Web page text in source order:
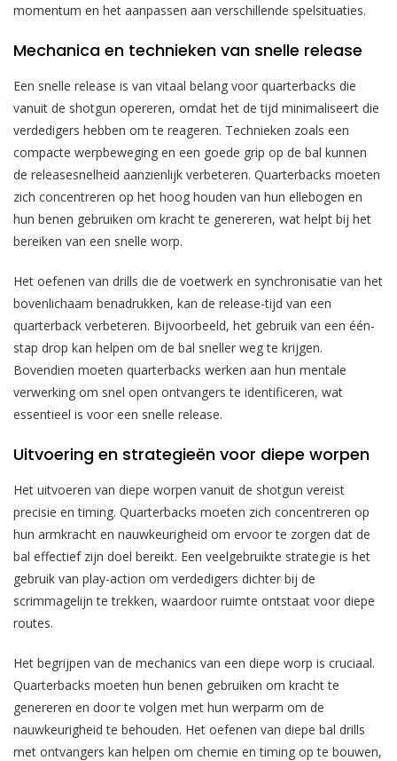
momentum en het aanpassen aan verschillende spelsituaties.
Mechanica en technieken van snelle release
Een snelle release is van vitaal belang voor quarterbacks die
vanuit de shotgun opereren, omdat het de tijd minimaliseert die
verdedigers hebben om te reageren. Technieken zoals een
compacte werpbeweging en een goede grip op de bal kunnen
de releasesnelheid aanzienlijk verbeteren. Quarterbacks moeten
zich concentreren op het hoog houden van hun ellebogen en
hun benen gebruiken om kracht te genereren, wat helpt bij het
bereiken van een snelle worp.
Het oefenen van drills die de voetwerk en synchronisatie van het
bovenlichaam benadrukken, kan de release-tijd van een
quarterback verbeteren. Bijvoorbeeld, het gebruik van een één-
stap drop kan helpen om de bal sneller weg te krijgen.
Bovendien moeten quarterbacks werken aan hun mentale
verwerking om snel open ontvangers te identificeren, wat
essentieel is voor een snelle release.
Uitvoering en strategieën voor diepe worpen
Het uitvoeren van diepe worpen vanuit de shotgun vereist
precisie en timing. Quarterbacks moeten zich concentreren op
hun armkracht en nauwkeurigheid om ervoor te zorgen dat de
bal effectief zijn doel bereikt. Een veelgebruikte strategie is het
gebruik van play-action om verdedigers dichter bij de
scrimmagelijn te trekken, waardoor ruimte ontstaat voor diepe
routes.
Het begrijpen van de mechanics van een diepe worp is cruciaal.
Quarterbacks moeten hun benen gebruiken om kracht te
genereren en door te volgen met hun werparm om de
nauwkeurigheid te behouden. Het oefenen van diepe bal drills
met ontvangers kan helpen om chemie en timing op te bouwen,